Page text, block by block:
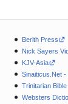
Berith Press
Nick Sayers
KJV-Asia
Sinaiticus.Net
Trinitarian
Websters